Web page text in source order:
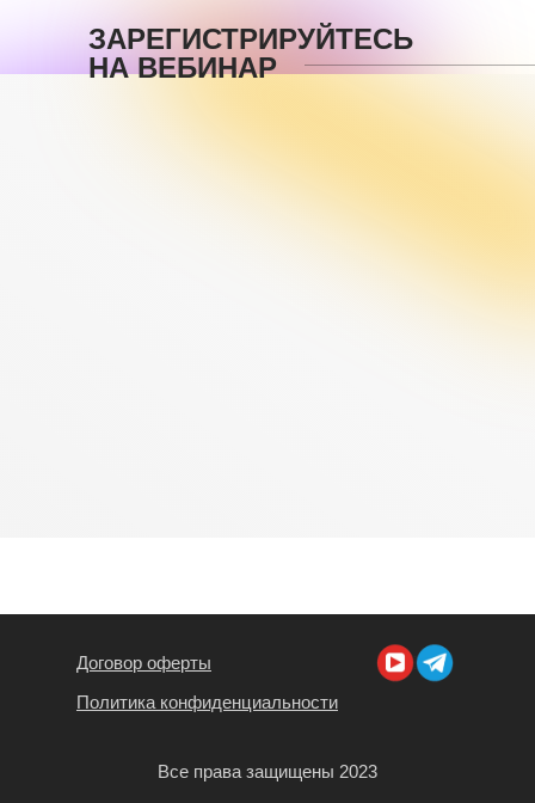
ЗАРЕГИСТРИРУЙТЕСЬ
НА ВЕБИНАР
Договор оферты
Политика конфиденциальности
Все права защищены 2023